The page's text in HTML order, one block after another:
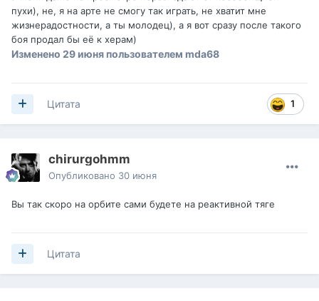
пухи), не, я на арте не смогу так играть, не хватит мне
жизнерадостности, а ты молодец), а я вот сразу после такого
боя продал бы её к херам)
Изменено 29 июня пользователем mda68
1
Цитата
chirurgohmm
Опубликовано 30 июня
Вы так скоро на орбите сами будете на реактивной тяге
Цитата